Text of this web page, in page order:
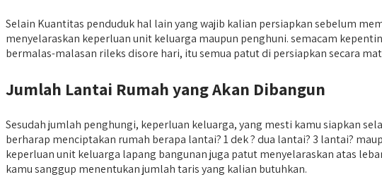
Selain Kuantitas penduduk hal lain yang wajib kalian persiapkan sebelum
menyelaraskan keperluan unit keluarga maupun penghuni. semacam
bermalas-malasan rileks disore hari, itu semua patut di persiapkan secara
Jumlah Lantai Rumah yang Akan Dibangun
Sesudah jumlah penghungi, keperluan keluarga, yang mesti kamu siapkan
berharap menciptakan rumah berapa lantai? 1 dek ? dua lantai? 3 lantai?
keperluan unit keluarga lapang bangunan juga patut menyelaraskan atas
kamu sanggup menentukan jumlah taris yang kalian butuhkan.